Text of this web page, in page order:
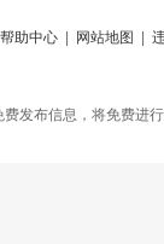
帮助中心| 网站地图
发布信息，将免费进